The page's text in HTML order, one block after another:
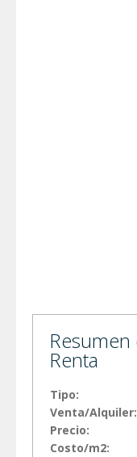
Renta
Tipo:
Venta/Alquiler:
Precio:
Costo/m2: